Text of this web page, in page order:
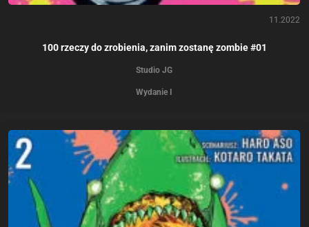
11.2022
100 rzeczy do zrobienia, zanim zostanę zombie #01
Studio JG
Wydanie I